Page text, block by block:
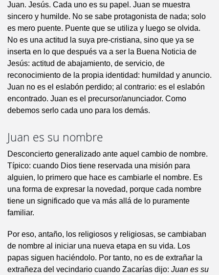
Juan. Jesús. Cada uno es su papel. Juan se muestra
sincero y humilde. No se sabe protagonista de nada; solo
es mero puente. Puente que se utiliza y luego se olvida.
No es una actitud la suya pre-cristiana, sino que ya se
inserta en lo que después va a ser la Buena Noticia de
Jesús: actitud de abajamiento, de servicio, de
reconocimiento de la propia identidad: humildad y anuncio.
Juan no es el eslabón perdido; al contrario: es el eslabón
encontrado. Juan es el precursor/anunciador. Como
debemos serlo cada uno para los demás.
Juan es su nombre
Desconcierto generalizado ante aquel cambio de nombre.
Típico: cuando Dios tiene reservada una misión para
alguien, lo primero que hace es cambiarle el nombre. Es
una forma de expresar la novedad, porque cada nombre
tiene un significado que va más allá de lo puramente
familiar.
Por eso, antaño, los religiosos y religiosas, se cambiaban
de nombre al iniciar una nueva etapa en su vida. Los
papas siguen haciéndolo. Por tanto, no es de extrañar la
extrañeza del vecindario cuando Zacarías dijo: Juan es su